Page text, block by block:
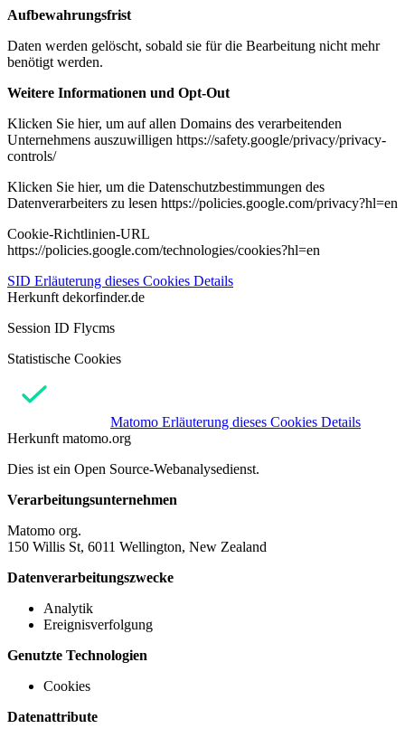
Aufbewahrungsfrist
Daten werden gelöscht, sobald sie für die Bearbeitung nicht mehr
benötigt werden.
Weitere Informationen und Opt-Out
Klicken Sie hier, um auf allen Domains des verarbeitenden
Unternehmens auszuwilligen https://safety.google/privacy/privacy-
controls/
Klicken Sie hier, um die Datenschutzbestimmungen des
Datenverarbeiters zu lesen https://policies.google.com/privacy?hl=en
Cookie-Richtlinien-URL
https://policies.google.com/technologies/cookies?hl=en
SID Erläuterung dieses Cookies Details
Herkunft dekorfinder.de
Session ID Flycms
Statistische Cookies
Matomo Erläuterung dieses Cookies Details
Herkunft matomo.org
Dies ist ein Open Source-Webanalysedienst.
Verarbeitungsunternehmen
Matomo org.
150 Willis St, 6011 Wellington, New Zealand
Datenverarbeitungszwecke
Analytik
Ereignisverfolgung
Genutzte Technologien
Cookies
Datenattribute